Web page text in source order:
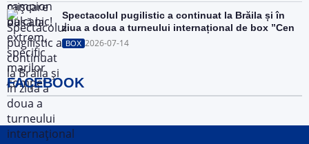
Spectacolul pugilistic a continuat la Brăila și în
ziua a doua a turneului internațional de box ”Cen
BOX 2026-07-14
FACEBOOK